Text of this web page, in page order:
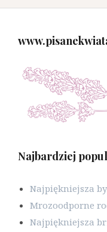
Najbardziej
Najpiękniejsza
Mrozoodporne
Najpiękniejsza